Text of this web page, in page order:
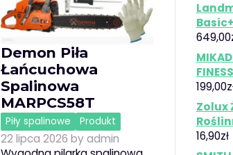
Demon Piła
Łańcuchowa
Spalinowa
MARPCS58T
Piły spalinowe Produkt
22 lipca 2026 byadmin
649,00
199,00
Zolux
16,90zł